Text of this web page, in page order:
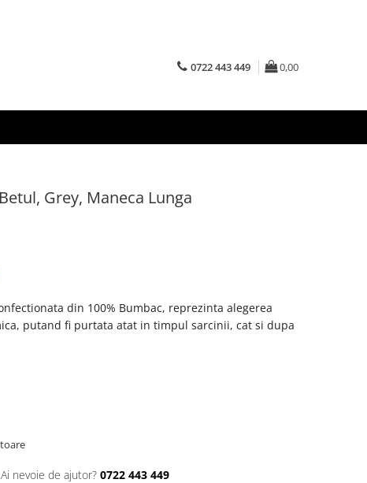
0722 443 449 0,00
Grey, Maneca Lunga
din 100% Bumbac, reprezinta alegerea
putand fi purtata atat in timpul sarcinii, cat si dupa
Ai nevoie de ajutor? 0722 443 449